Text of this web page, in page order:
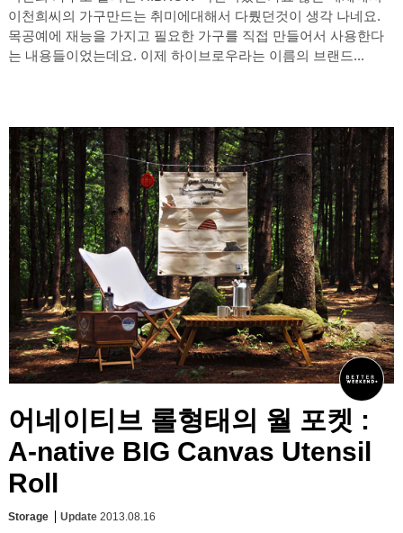
이천희씨의 가구만드는 취미에대해서 다뤘던것이 생각 나네요.
목공예에 재능을 가지고 필요한 가구를 직접 만들어서 사용한다
는 내용들이었는데요. 이제 하이브로우라는 이름의 브랜드...
어네이티브 롤형태의 월 포켓 :
A-native BIG Canvas Utensil
Roll
Storage Update 2013.08.16